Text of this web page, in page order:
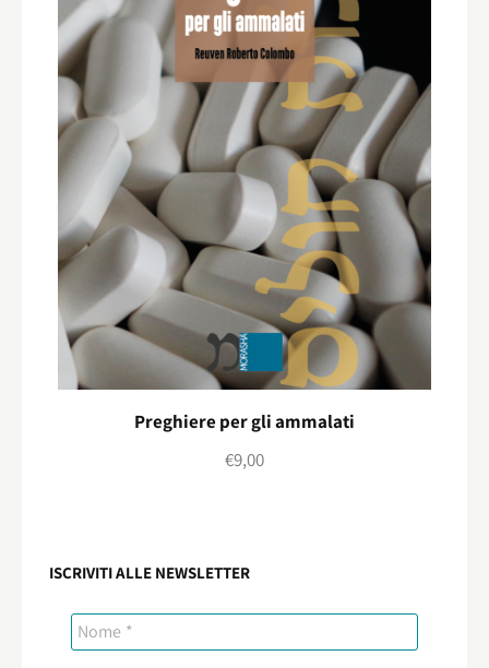
Preghiere per gli ammalati
€9,00
ISCRIVITI ALLE NEWSLETTER